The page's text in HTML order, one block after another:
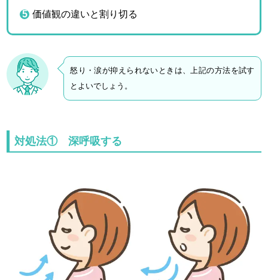
価値観の違いと割り切る
怒り・涙が抑えられないときは、上記の方法を試す
とよいでしょう。
対処法① 深呼吸する